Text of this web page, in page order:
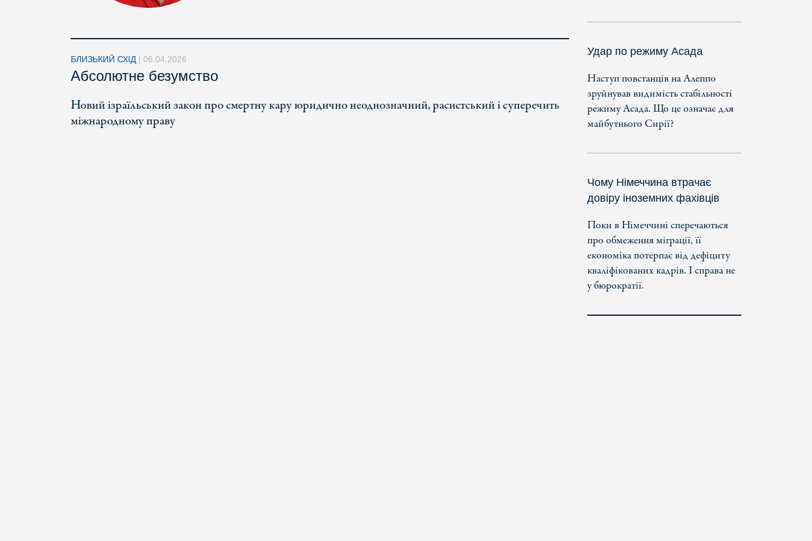
БЛИЗЬКИЙ СХІД | 06.04.2026
Абсолютне безумство
Новий ізраїльський закон про смертну кару юридично неоднозначний, расистський і суперечить
міжнародному праву
Удар по режиму Асада
Наступ повстанців на Алеппо
зруйнував видимість стабільності
режиму Асада. Що це означає для
майбутнього Сирії?
Чому Німеччина втрачає
довіру іноземних фахівців
Поки в Німеччині сперечаються
про обмеження міграції, її
економіка потерпає від дефіциту
кваліфікованих кадрів. І справа не
у бюрократії.